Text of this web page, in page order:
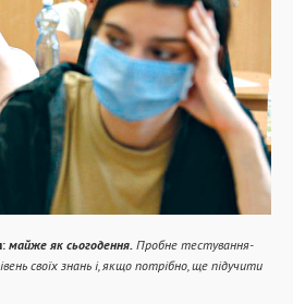
майже як сьогодення. Пробне тестування-
своїх знань і, якщо потрібно, ще підучити